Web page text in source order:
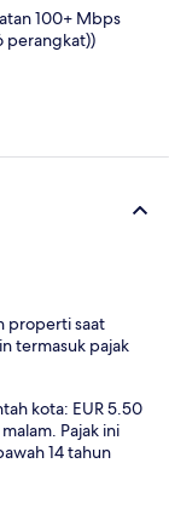
100+ Mbps
perangkat))
properti saat
termasuk pajak
kota: EUR 5.50
Pajak ini
14 tahun